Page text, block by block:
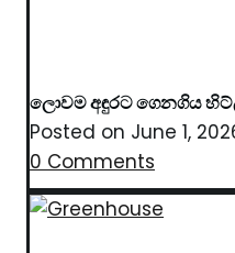
ලොවම අඳුරට ගෙනගිය
Posted on June 1,
0 Comments